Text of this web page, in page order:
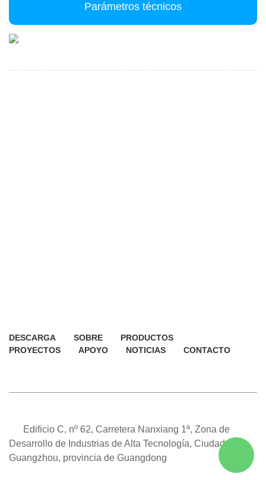
Parámetros técnicos
DESCARGA SOBRE
PRODUCTOS
PROYECTOS
APOYO NOTICIAS CONTACTO
Edificio C, nº 62, Carretera Nanxiang 1ª, Zona de
Desarrollo de Industrias de Alta Tecnología, Ciudad de
Guangzhou, provincia de Guangdong